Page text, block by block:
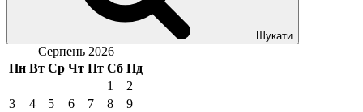
Шукати
Серпень 2026
Пн Вт Ср Чт Пт Сб Нд
1
2
3
4 5 6 7 8
9